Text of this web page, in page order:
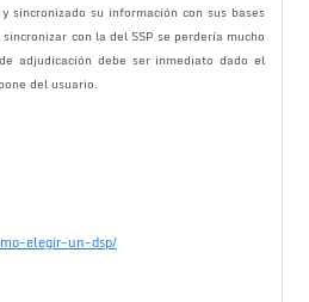
sincronizado su información con sus bases
con la del SSP se perdería mucho
adjudicación debe ser inmediato dado el
del usuario.
elegir-un-dsp/